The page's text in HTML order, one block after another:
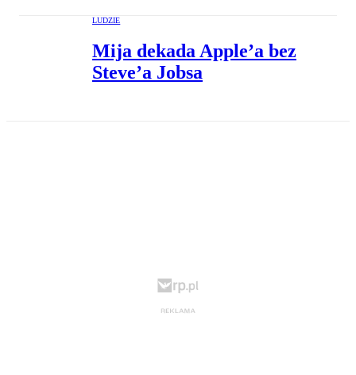
LUDZIE
Mija dekada Apple’a bez
Steve’a Jobsa